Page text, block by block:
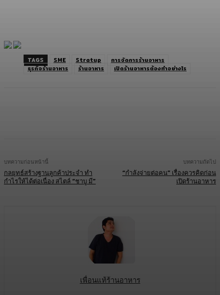
TAGS SME Stratup
การจัดการร้านอาหาร
ธุรกิจร้านอาหาร
ร้านอาหาร เปิดร้านอาหารต้องทำอย่างไร
บทความก่อนหน้านี้
กลยุทธ์สร้างฐานลูกค้าประจำ ทำ
กำไรให้ได้ต่อเนื่อง สไตล์ “ชาบู มี”
บทความถัดไป
“กำลังจ่ายต่อคน” เรื่องควรคิดก่อน
เปิดร้านอาหาร
เพื่อนแท้ร้านอาหาร